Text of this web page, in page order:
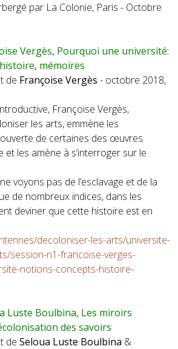
par La Colonie, Paris - Octobre
Vergès, Pourquoi une université:
mémoires
de Françoise Vergès - octobre 2018,
Françoise Vergès,
les arts, emmène les
de certaines des œuvres
les amène à s’interroger sur le
voyons pas de l’esclavage et de la
de nombreux indices, dans les
deviner que cette histoire est en
decoloniser-les-arts/universite-
session-n1-francoise-verges-
notions-concepts-histoire-
Luste Boulbina, Les miroirs
des savoirs
de Seloua Luste Boulbina &